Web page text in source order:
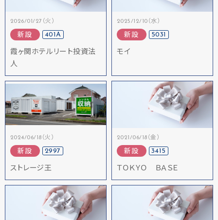
2026/01/27（火）
新設 401A
霞ヶ関ホテルリート投資法
人
2025/12/10（水）
新設 5031
モイ
2024/06/18（火）
新設 2997
ストレージ王
2021/06/18（金）
新設 3415
ＴＯＫＹＯ ＢＡＳＥ